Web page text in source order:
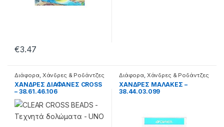
€3.47
Διάφορα, Χάνδρες & Ροδάντζες
ΧΑΝΔΡΕΣ ΔΙΑΦΑΝΕΣ CROSS
– 38.61.46.106
Διάφορα, Χάνδρες & Ροδάντζες
ΧΑΝΔΡΕΣ ΜΑΛΑΚΕΣ –
38.44.03.099